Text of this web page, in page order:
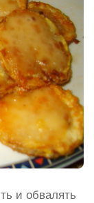
и обвалять